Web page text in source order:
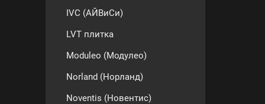
IVC (АЙВиСи)
LVT плитка
Moduleo (Модулео)
Norland (Норланд)
Noventis (Новентис)